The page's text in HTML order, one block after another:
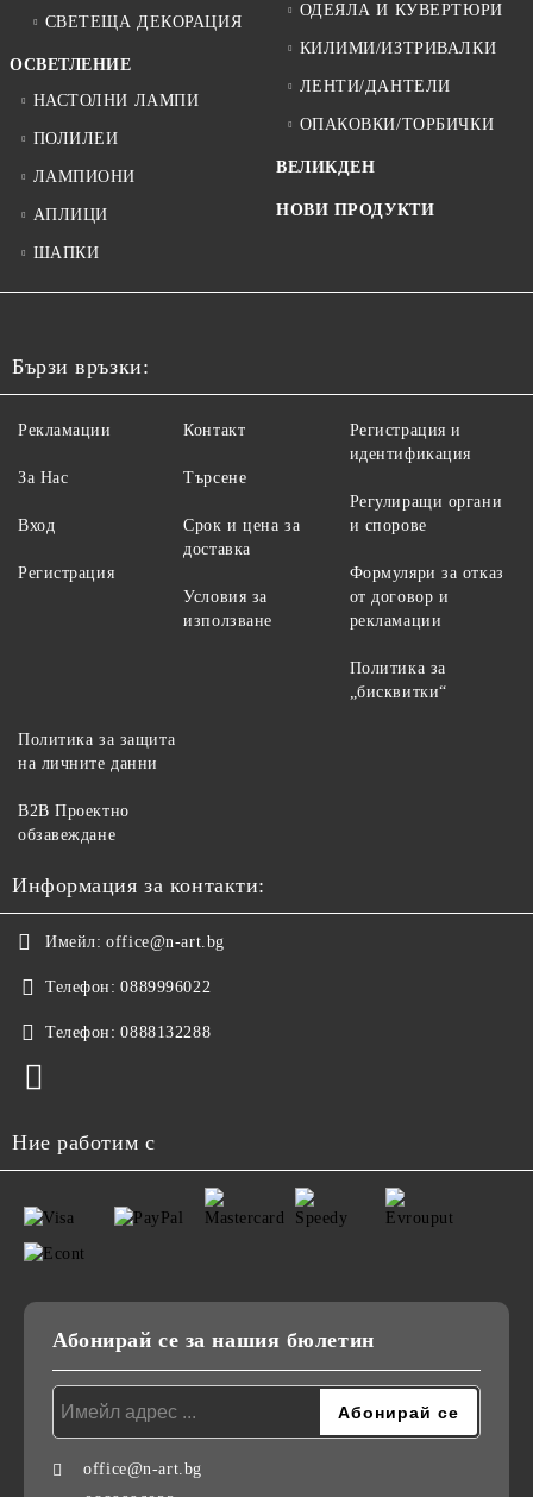
СВЕТЕЩА ДЕКОРАЦИЯ
ОСВЕТЛЕНИЕ
НАСТОЛНИ ЛАМПИ
ПОЛИЛЕИ
ЛАМПИОНИ
АПЛИЦИ
ШАПКИ
ОДЕЯЛА И КУВЕРТЮРИ
КИЛИМИ/ИЗТРИВАЛКИ
ЛЕНТИ/ДАНТЕЛИ
ОПАКОВКИ/ТОРБИЧКИ
ВЕЛИКДЕН
НОВИ ПРОДУКТИ
Бързи връзки:
Рекламации
За Нас
Вход
Регистрация
Контакт
Търсене
Срок и цена за
доставка
Условия за
използване
Регистрация и
идентификация
Регулиращи органи
и спорове
Формуляри за отказ
от договор и
рекламации
Политика за
„бисквитки“
Политика за защита
на личните данни
B2B Проектно
обзавеждане
Информация за контакти:
Имейл: office@n-art.bg
Телефон: 0889996022
Телефон: 0888132288
Ние работим с
Абонирай се за нашия бюлетин
office@n-art.bg